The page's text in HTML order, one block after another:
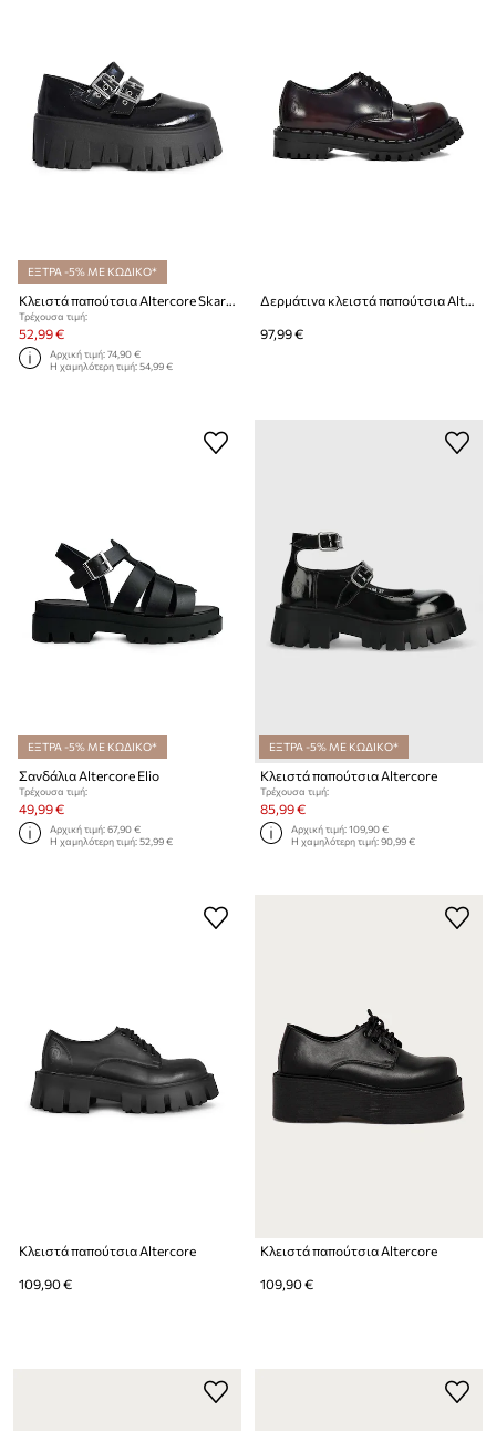
ΕΞΤΡΑ -5% ΜΕ ΚΩΔΙΚΟ*
Κλειστά παπούτσια Altercore Skarde
Τρέχουσα τιμή:
52,99 €
Αρχική τιμή:74,90 €
Η χαμηλότερη τιμή:54,99 €
Δερμάτινα κλειστά παπούτσια Altercore 350
97,99 €
ΕΞΤΡΑ -5% ΜΕ ΚΩΔΙΚΟ*
Σανδάλια Altercore Elio
Τρέχουσα τιμή:
49,99 €
Αρχική τιμή:67,90 €
Η χαμηλότερη τιμή:52,99 €
ΕΞΤΡΑ -5% ΜΕ ΚΩΔΙΚΟ*
Κλειστά παπούτσια Altercore
Τρέχουσα τιμή:
85,99 €
Αρχική τιμή:109,90 €
Η χαμηλότερη τιμή:90,99 €
Κλειστά παπούτσια Altercore
109,90 €
Κλειστά παπούτσια Altercore
109,90 €